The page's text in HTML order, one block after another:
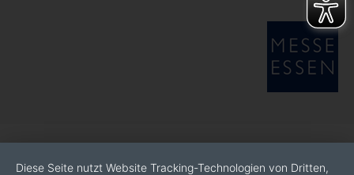
Bis dahin besuchen Sie unsere Website für mehr
Diese Seite nutzt Website Tracking-Technologien von Dritten,